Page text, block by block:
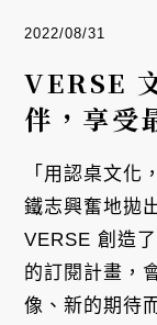
2022/08/31
VERSE
伴，享受
「用認桌文化
鐵志興奮地拋
VERSE 創造
的訂閱計畫，
像、新的期待